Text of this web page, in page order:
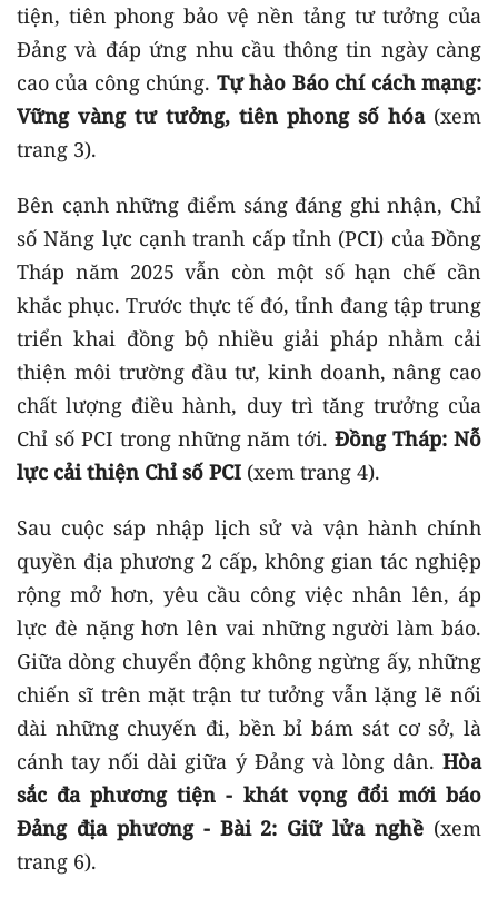
tiện, tiên phong bảo vệ nền tảng tư tưởng của
Đảng và đáp ứng nhu cầu thông tin ngày càng
cao của công chúng. Tự hào Báo chí cách mạng:
Vững vàng tư tưởng, tiên phong số hóa(xem
trang 3).
Bên cạnh những điểm sáng đáng ghi nhận, Chỉ
số Năng lực cạnh tranh cấp tỉnh (PCI) của Đồng
Tháp năm 2025 vẫn còn một số hạn chế cần
khắc phục. Trước thực tế đó, tỉnh đang tập trung
triển khai đồng bộ nhiều giải pháp nhằm cải
thiện môi trường đầu tư, kinh doanh, nâng cao
chất lượng điều hành, duy trì tăng trưởng của
Chỉ số PCI trong những năm tới.Đồng Tháp: Nỗ
lực cải thiện Chỉ số PCI (xem trang 4).
Sau cuộc sáp nhập lịch sử và vận hành chính
quyền địa phương 2 cấp, không gian tác nghiệp
rộng mở hơn, yêu cầu công việc nhân lên, áp
lực đè nặng hơn lên vai những người làm báo.
Giữa dòng chuyển động không ngừng ấy, những
chiến sĩ trên mặt trận tư tưởng vẫn lặng lẽ nối
dài những chuyến đi, bền bỉ bám sát cơ sở, là
cánh tay nối dài giữa ý Đảng và lòng dân. Hòa
sắc đa phương tiện - khát vọng đổi mới báo
Đảng địa phương - Bài 2: Giữ lửa nghề (xem
trang 6).